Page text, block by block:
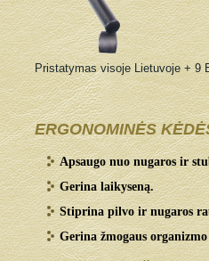
Pristatymas visoje Lietuvoje + 9
ERGONOMINĖS
Apsaugo nuo nugaros ir
Gerina laikyseną.
Stiprina pilvo ir nugaros
Gerina žmogaus